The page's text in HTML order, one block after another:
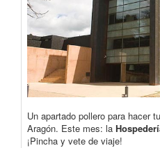
Un apartado pollero para hacer
Aragón. Este mes: la
¡Pincha y vete de viaje!